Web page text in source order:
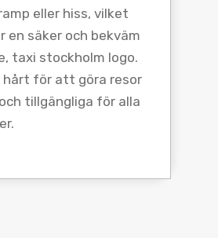
eller hiss, vilket
en säker och bekväm
taxi stockholm logo.
hårt för att göra resor
tillgängliga för alla